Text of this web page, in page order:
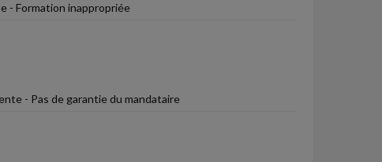
- Formation inappropriée
- Pas de garantie du mandataire